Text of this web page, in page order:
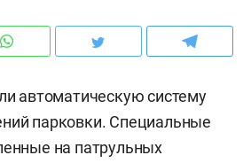
автоматическую систему
парковки. Специальные
на патрульных